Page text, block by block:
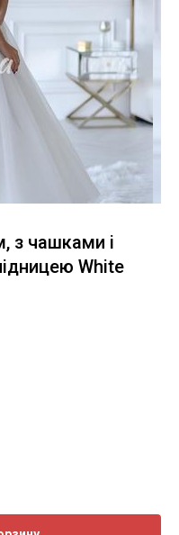
з чашками і
White